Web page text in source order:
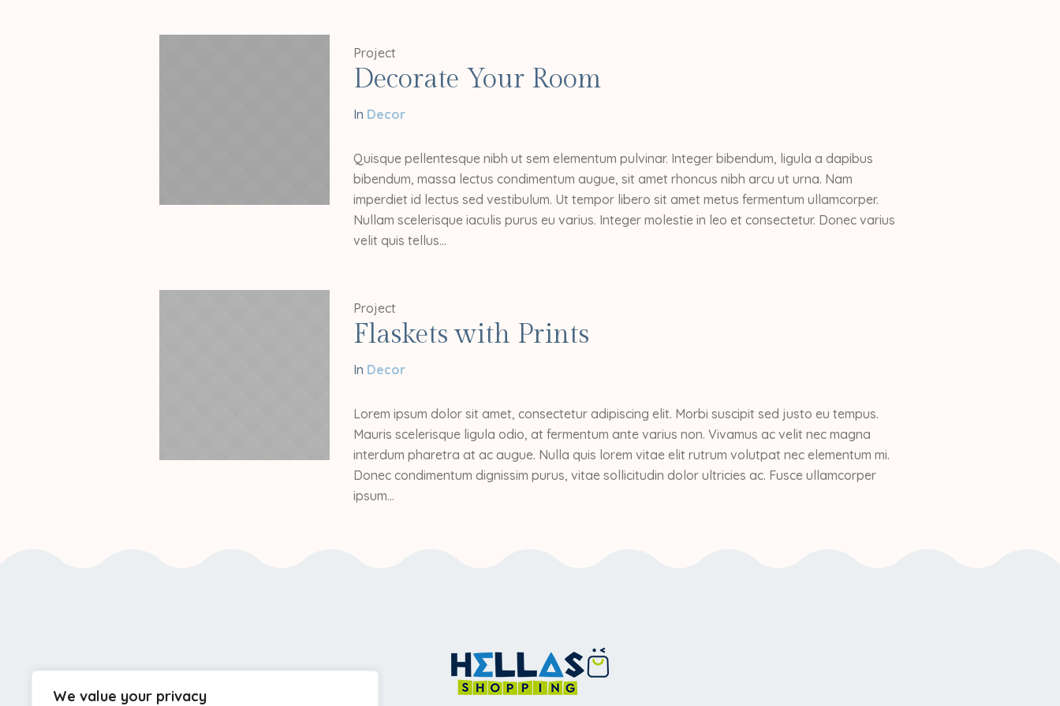
We value your privacy
Project
Decorate Your Room
In Decor
Quisque pellentesque nibh ut sem elementum pulvinar. Integer bibendum, ligula a dapibus
bibendum, massa lectus condimentum augue, sit amet rhoncus nibh arcu ut urna. Nam
imperdiet id lectus sed vestibulum. Ut tempor libero sit amet metus fermentum ullamcorper.
Nullam scelerisque iaculis purus eu varius. Integer molestie in leo et consectetur. Donec varius
velit quis tellus...
Project
Flaskets with Prints
In Decor
Lorem ipsum dolor sit amet, consectetur adipiscing elit. Morbi suscipit sed justo eu tempus.
Mauris scelerisque ligula odio, at fermentum ante varius non. Vivamus ac velit nec magna
interdum pharetra at ac augue. Nulla quis lorem vitae elit rutrum volutpat nec elementum mi.
Donec condimentum dignissim purus, vitae sollicitudin dolor ultricies ac. Fusce ullamcorper
ipsum...